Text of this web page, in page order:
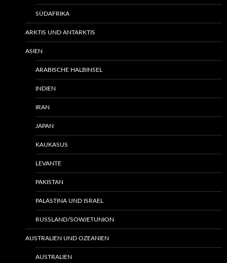
SÜDAFRIKA
ARKTIS UND ANTARKTIS
ASIEN
ARABISCHE HALBINSEL
INDIEN
IRAN
JAPAN
KAUKASUS
LEVANTE
PAKISTAN
PALÄSTINA UND ISRAEL
RUSSLAND/SOWJETUNION
AUSTRALIEN UND OZEANIEN
AUSTRALIEN